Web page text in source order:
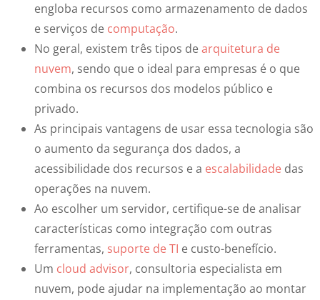
engloba recursos como armazenamento de dados
e serviços de computação.
No geral, existem três tipos dearquitetura de
nuvem, sendo que o ideal para empresas é o que
combina os recursos dos modelos público e
privado.
As principais vantagens de usar essa tecnologia são
o aumento da segurança dos dados, a
acessibilidade dos recursos e a escalabilidade das
operações na nuvem.
Ao escolher um servidor, certifique-se de analisar
características como integração com outras
ferramentas, suporte de TI e custo-benefício.
Um cloud advisor, consultoria especialista em
nuvem, pode ajudar na implementação ao montar